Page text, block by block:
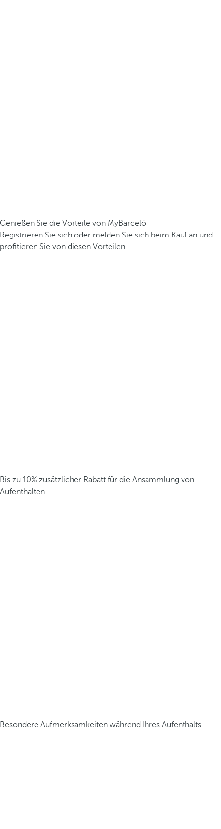
Genießen Sie die Vorteile von MyBarceló
Registrieren Sie sich oder melden Sie sich beim Kauf an und
profitieren Sie von diesen Vorteilen.
Bis zu 10% zusätzlicher Rabatt für die Ansammlung von
Aufenthalten
Besondere Aufmerksamkeiten während Ihres Aufenthalts